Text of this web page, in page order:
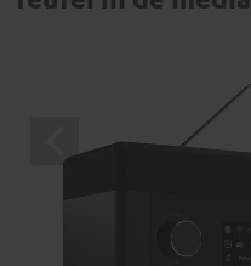
externe inhoud hier met
inhoud te klikken, stem
inhoud te zien krijgt. Dit
gegevens kunnen
van derden. Meer